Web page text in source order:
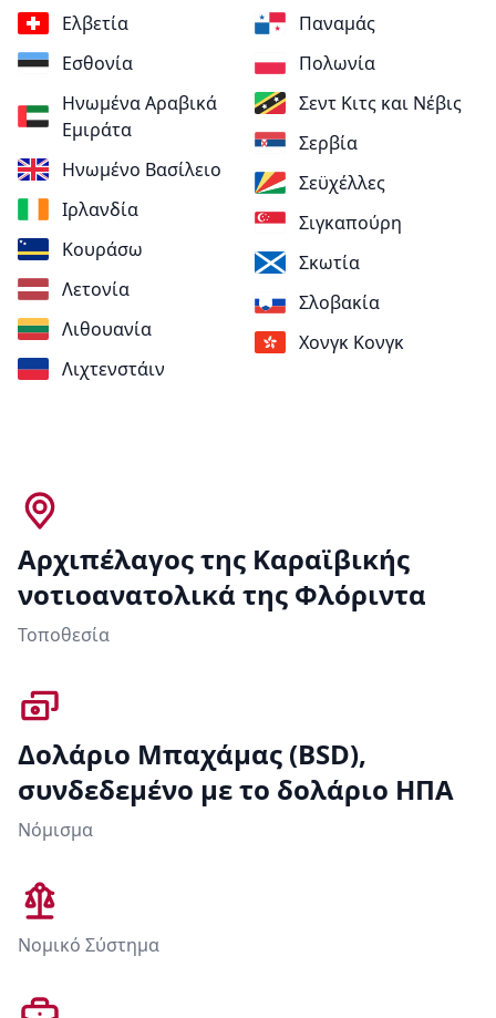
Ελβετία
Εσθονία
Ηνωμένα Αραβικά
Εμιράτα
Ηνωμένο Βασίλειο
Ιρλανδία
Κουράσω
Λετονία
Λιθουανία
Λιχτενστάιν
Παναμάς
Πολωνία
Σεντ Κιτς και Νέβις
Σερβία
Σεϋχέλλες
Σιγκαπούρη
Σκωτία
Σλοβακία
Χονγκ Κονγκ
Αρχιπέλαγος της Καραϊβικής
νοτιοανατολικά της Φλόριντα
Τοποθεσία
Δολάριο Μπαχάμας (BSD),
συνδεδεμένο με το δολάριο ΗΠΑ
Νόμισμα
Νομικό Σύστημα